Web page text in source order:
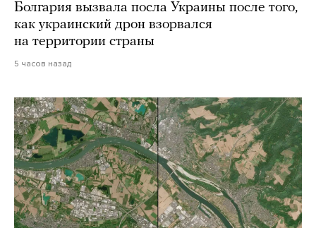
Болгария вызвала посла Украины после того,
как украинский дрон взорвался
на территории страны
5 часов назад